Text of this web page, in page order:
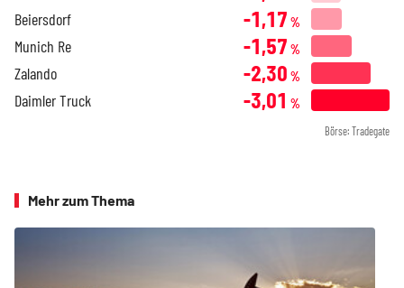
Beiersdorf -1,17 %
Munich Re -1,57 %
Zalando -2,30 %
Daimler Truck -3,01 %
Börse: Tradegate
Mehr zum Thema